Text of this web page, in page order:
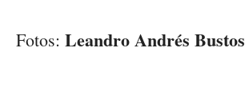
Fotos: Leandro Andrés Bustos